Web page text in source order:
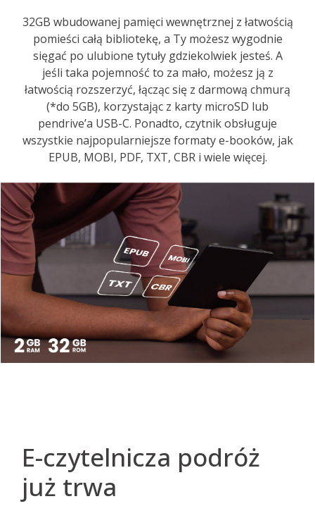
32GB wbudowanej pamięci wewnętrznej z łatwością
pomieści całą bibliotekę, a Ty możesz wygodnie
sięgać po ulubione tytuły gdziekolwiek jesteś. A
jeśli taka pojemność to za mało, możesz ją z
łatwością rozszerzyć, łącząc się z darmową chmurą
(*do 5GB), korzystając z karty microSD lub
pendrive’a USB-C. Ponadto, czytnik obsługuje
wszystkie najpopularniejsze formaty e-booków, jak
EPUB, MOBI, PDF, TXT, CBR i wiele więcej.
E-czytelnicza podróż
już trwa